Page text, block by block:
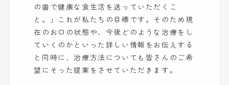
の歯で健康な食生活を送っていただくこ
と。」これが私たちの目標です。そのため現
在のお口の状態や、今後どのような治療をし
ていくのかといった詳しい情報をお伝えする
と同時に、治療方法についても皆さんのご希
望にそった提案をさせていただきます。